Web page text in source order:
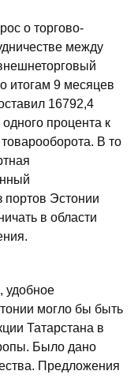
о торгово-
между
итогам 9 месяцев
16792,4
процента к
В то
Эстонии
в области
удобное
могло бы быть
Татарстана в
Было дано
Предложения